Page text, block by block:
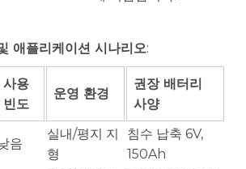
애플리케이션 시나리오:
사용
빈도
운영 환경
권장 배터리
사양
음
실내/평지 지
형
침수 납축 6V,
150Ah